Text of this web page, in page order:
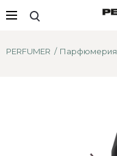
PERFUMER Парфюмерия